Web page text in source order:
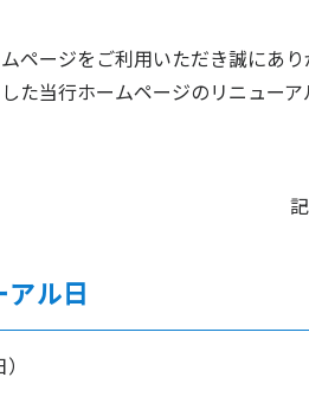
ページをご利用いただき誠にあり
た当行ホームページのリニュー
記
ル日